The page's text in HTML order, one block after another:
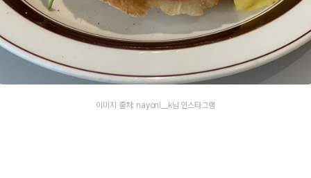
이미지 출처: nayoni__k님 인스타그램